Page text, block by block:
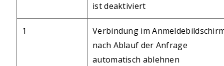
ist deaktiviert
1
Verbindung im
nach Ablauf der Anfrage
automatisch ablehnen